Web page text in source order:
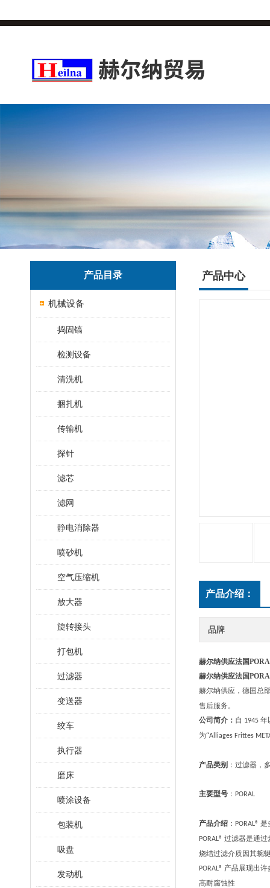
产品目录
机械设备
捣固镐
检测设备
清洗机
捆扎机
传输机
探针
滤芯
滤网
静电消除器
喷砂机
空气压缩机
放大器
旋转接头
打包机
过滤器
变送器
绞车
执行器
磨床
喷涂设备
包装机
吸盘
发动机
产品中心
产品介绍：
品牌
赫尔纳供应法国
赫尔纳供应法国
赫尔纳供应， 德国总
售后服务。
公司简介： 自 1945 年
为“Alliages Frittes
产品类别 ：过滤器，
主要型号 ： PORAL
产品介绍 ： PORAL® 是
PORAL® 过滤器是通过
烧结过滤介质因其蜿
PORAL® 产品展现出许
高耐腐蚀性